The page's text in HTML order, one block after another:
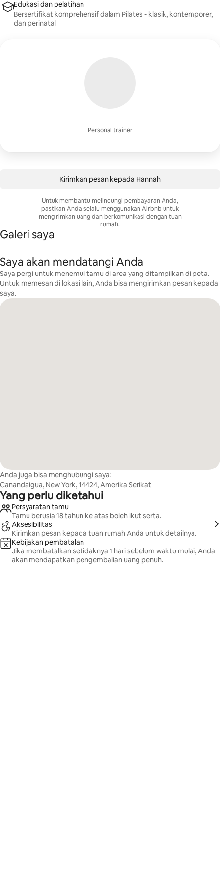
Personal trainer
Edukasi dan pelatihan
Bersertifikat komprehensif dalam Pilates - klasik, kontemporer,
dan perinatal
Kirimkan pesan kepada Hannah
Untuk membantu melindungi pembayaran Anda,
pastikan Anda selalu menggunakan Airbnb untuk
mengirimkan uang dan berkomunikasi dengan tuan
rumah.
Galeri saya
Saya akan mendatangi Anda
Saya pergi untuk menemui tamu di area yang ditampilkan di peta.
Untuk memesan di lokasi lain, Anda bisa mengirimkan pesan kepada
saya.
Anda juga bisa menghubungi saya:
Canandaigua, New York, 14424, Amerika Serikat
Yang perlu diketahui
Persyaratan tamu
Tamu berusia 18 tahun ke atas boleh ikut serta.
Aksesibilitas
Kirimkan pesan kepada tuan rumah Anda untuk detailnya.
Kebijakan pembatalan
Jika membatalkan setidaknya 1 hari sebelum waktu mulai, Anda
akan mendapatkan pengembalian uang penuh.